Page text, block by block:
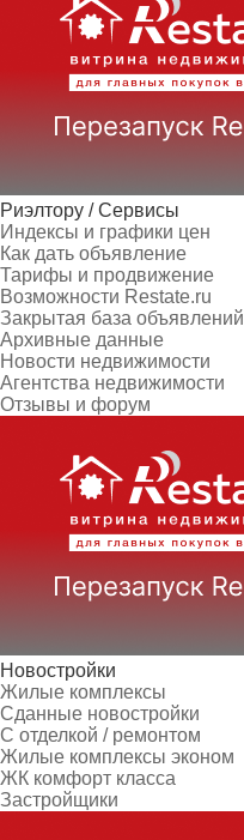
Риэлтору / Сервисы
Индексы и графики цен
Как дать объявление
Тарифы и продвижение
Возможности Restate.ru
Закрытая база объявлений
Архивные данные
Новости недвижимости
Агентства недвижимости
Отзывы и форум
Новостройки
Жилые комплексы
Сданные новостройки
С отделкой / ремонтом
Жилые комплексы эконом
ЖК комфорт класса
Застройщики